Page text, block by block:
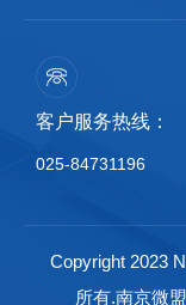
客户服务热线：
025-84731196
Copyright 2023
所有.南京微